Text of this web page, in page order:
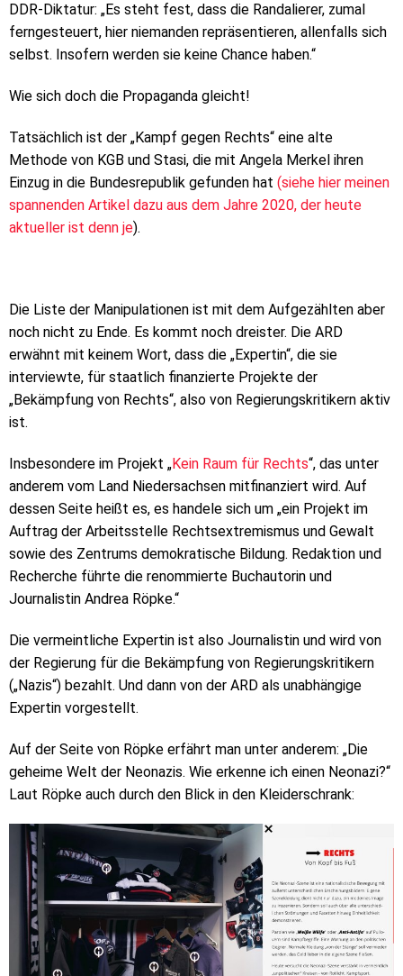
DDR-Diktatur: „Es steht fest, dass die Randalierer, zumal
ferngesteuert, hier niemanden repräsentieren, allenfalls sich
selbst. Insofern werden sie keine Chance haben.“
Wie sich doch die Propaganda gleicht!
Tatsächlich ist der „Kampf gegen Rechts“ eine alte
Methode von KGB und Stasi, die mit Angela Merkel ihren
Einzug in die Bundesrepublik gefunden hat (siehe hier meinen
spannenden Artikel dazu aus dem Jahre 2020, der heute
aktueller ist denn je).
Die Liste der Manipulationen ist mit dem Aufgezählten aber
noch nicht zu Ende. Es kommt noch dreister. Die ARD
erwähnt mit keinem Wort, dass die „Expertin“, die sie
interviewte, für staatlich finanzierte Projekte der
„Bekämpfung von Rechts“, also von Regierungskritikern aktiv
ist.
Insbesondere im Projekt „Kein Raum für Rechts“, das unter
anderem vom Land Niedersachsen mitfinanziert wird. Auf
dessen Seite heißt es, es handele sich um „ein Projekt im
Auftrag der Arbeitsstelle Rechtsextremismus und Gewalt
sowie des Zentrums demokratische Bildung. Redaktion und
Recherche führte die renommierte Buchautorin und
Journalistin Andrea Röpke.“
Die vermeintliche Expertin ist also Journalistin und wird von
der Regierung für die Bekämpfung von Regierungskritikern
(„Nazis“) bezahlt. Und dann von der ARD als unabhängige
Expertin vorgestellt.
Auf der Seite von Röpke erfährt man unter anderem: „Die
geheime Welt der Neonazis. Wie erkenne ich einen Neonazi?“
Laut Röpke auch durch den Blick in den Kleiderschrank: